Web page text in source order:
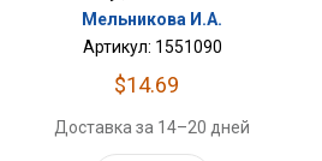
Мельникова И.А.
Артикул: 1551090
$14.69
Доставка за 14–20 дней